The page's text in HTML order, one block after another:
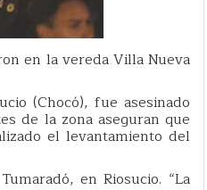
en la vereda Villa Nueva
(Chocó), fue asesinado
de la zona aseguran que
el levantamiento del
en Riosucio. “La